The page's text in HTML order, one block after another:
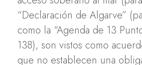
“Declaración de Algarve”
como la “Agenda de 13
138), son vistos como
que no establecen una